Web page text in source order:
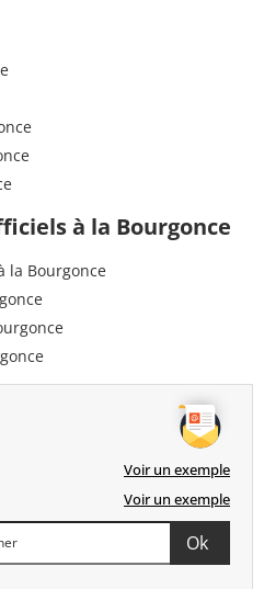
à la Bourgonce
la Bourgonce
Voir un exemple
Voir un exemple